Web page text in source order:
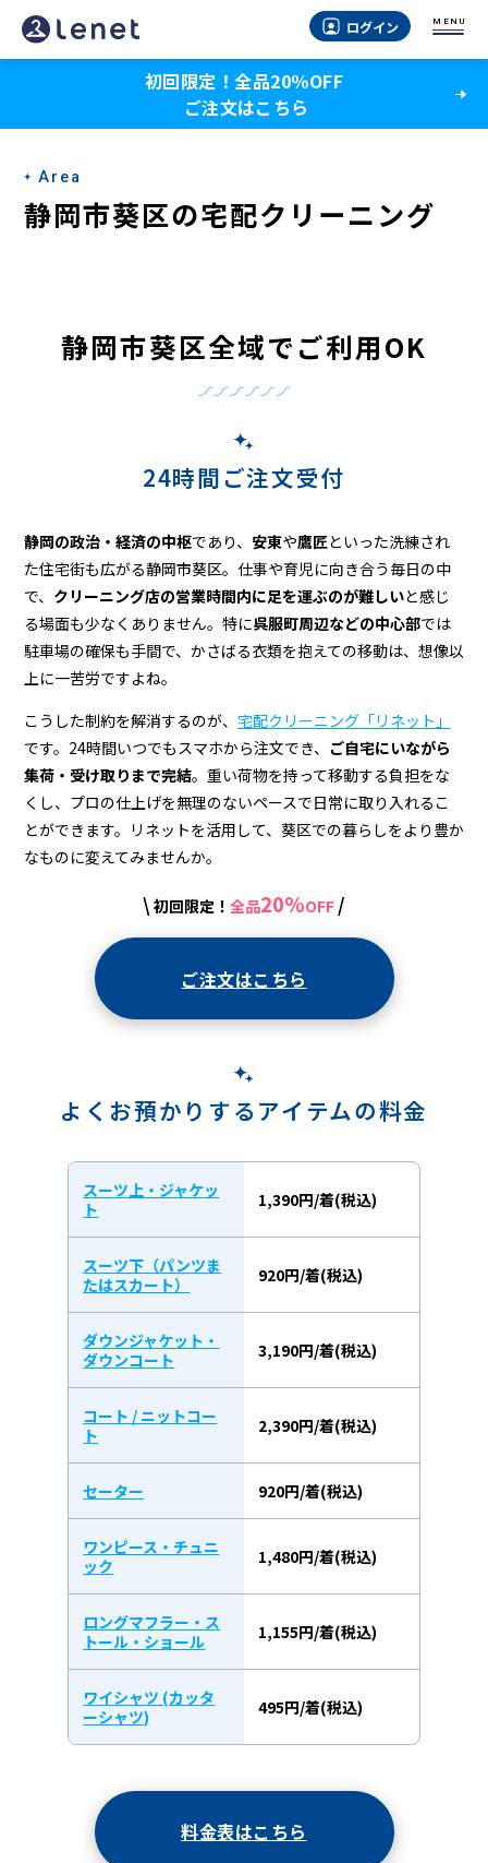
静
岡
葵
区
の
グ
ログイン MENU
初回限定！全品20％OFF
ご注文はこちら
Area
静岡市葵区の宅配クリーニング
静岡市葵区全域でご利用OK
24時間ご注文受付
静岡の政治・経済の中枢であり、 安東や鷹匠といった洗練され
た住宅街も広がる静岡市葵区。仕事や育児に向き合う毎日の中
で、 クリーニング店の営業時間内に足を運ぶのが難しいと感じ
る場面も少なくありません。特に呉服町周辺などの中心部では
駐車場の確保も手間で、かさばる衣類を抱えての移動は、想像以
上に一苦労ですよね。
こうした制約を解消するのが、 宅配クリーニング「リネット」
です。24時間いつでもスマホから注文でき、 ご自宅にいながら
集荷・受け取りまで完結。重い荷物を持って移動する負担をな
くし、プロの仕上げを無理のないペースで日常に取り入れるこ
とができます。リネットを活用して、葵区での暮らしをより豊か
なものに変えてみませんか。
\ 初回限定！ 全品20%OFF /
ご注文はこちら
よくお預かりするアイテムの料金
スーツ上・ジャケッ
ト
1,390円/着(税込)
スーツ下（パンツま
たはスカート）
920円/着(税込)
ダウンジャケット・
ダウンコート
3,190円/着(税込)
コート / ニットコー
ト
2,390円/着(税込)
セーター 920円/着(税込)
ワンピース・チュニ
ック
1,480円/着(税込)
ロングマフラー・ス
トール・ショール
1,155円/着(税込)
ワイシャツ (カッタ
ーシャツ)
495円/着(税込)
料金表はこちら